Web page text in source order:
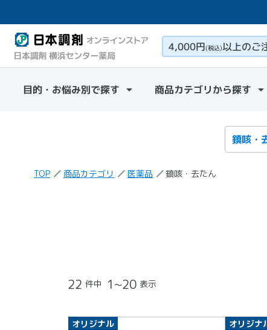
4,000円(税込)以上のご
目的・お悩み別で探す 商品カテゴリから探す
検索カテ
検索キー
TOP 商品カテゴリ 医薬品 鎮咳・去たん
22 件中 1~20 表示
オリジナル オリジナ